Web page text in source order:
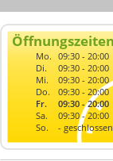
Mo. 09:30 - 20:00
Di.
09:30 - 20:00
Mi.
09:30 - 20:00
Do.
09:30 - 20:00
Fr.
09:30 - 20:00
Sa.
09:30 - 20:00
So.
-